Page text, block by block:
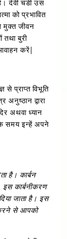
देवी चंडी उस
को प्रभावित
मुक्त जीवन
तथा बुरी
करें|
से प्राप्त विभूति
द्वारा
अथवा ध्यान
समय इन्हें अपने
है। कार्बन
कार्बनीकरण
जाता है। इस
से आपको